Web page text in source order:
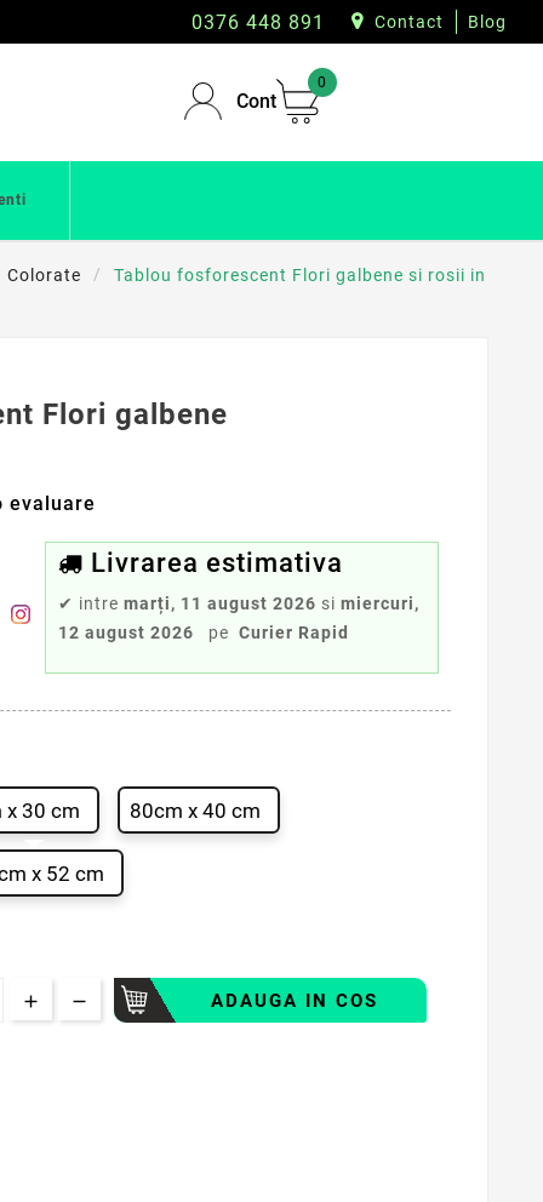
0376 448 891 Contact Blog
Cont
0
Colorate
Tablou fosforescent Flori galbene si rosii in
Flori galbene
evaluare
Livrarea estimativa
✔ intre marți, 11 august 2026 simiercuri,
12 august 2026
peCurier Rapid
x 30 cm 80cm x 40 cm
x 52 cm
ADAUGA IN COS